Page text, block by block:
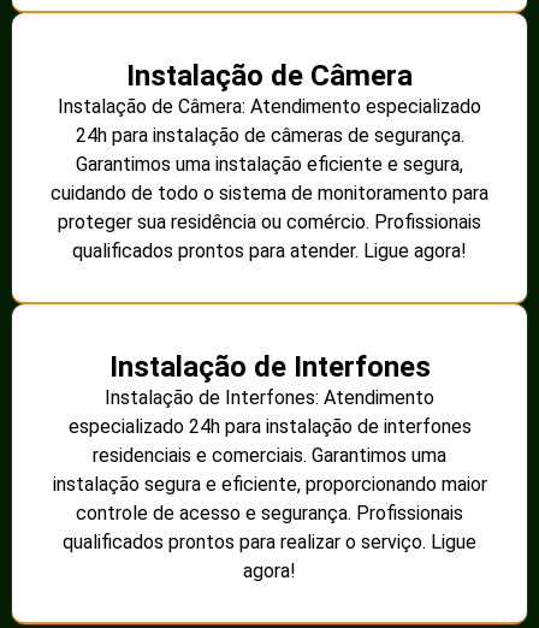
Instalação de Câmera
Instalação de Câmera: Atendimento especializado
24h para instalação de câmeras de segurança.
Garantimos uma instalação eficiente e segura,
cuidando de todo o sistema de monitoramento para
proteger sua residência ou comércio. Profissionais
qualificados prontos para atender. Ligue agora!
Instalação de Interfones
Instalação de Interfones: Atendimento
especializado 24h para instalação de interfones
residenciais e comerciais. Garantimos uma
instalação segura e eficiente, proporcionando maior
controle de acesso e segurança. Profissionais
qualificados prontos para realizar o serviço. Ligue
agora!